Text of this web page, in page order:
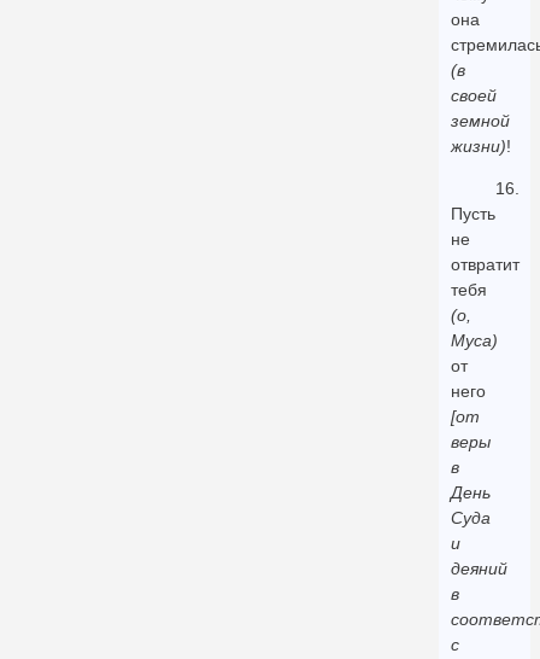
она
(в
своей
земной
жизни)!
16.
Пусть
не
отвратит
тебя
(о,
Муса)
от
него
[от
веры
в
День
Суда
и
деяний
в
с